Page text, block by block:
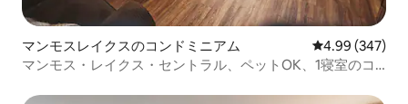
マンモスレイクスのコンドミニアム レビュー347
4.99 (347)
マンモス・レイクス・セントラル、ペットOK、1寝室のコ